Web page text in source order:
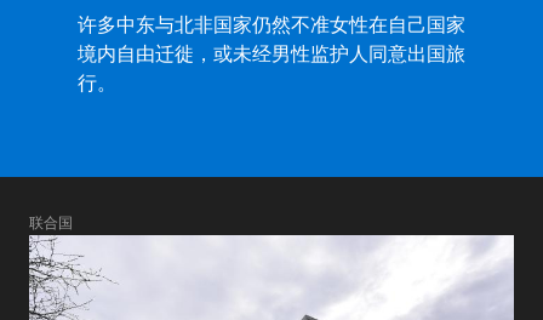
许多中东与北非国家仍然不准女性在自己国家
境内自由迁徙，或未经男性监护人同意出国旅
行。
联合国